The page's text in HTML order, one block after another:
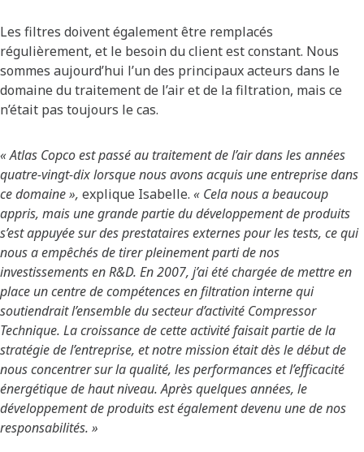
Les filtres doivent également être remplacés
régulièrement, et le besoin du client est constant. Nous
sommes aujourd’hui l’un des principaux acteurs dans le
domaine du traitement de l’air et de la filtration, mais ce
n’était pas toujours le cas.
« Atlas Copco est passé au traitement de l’air dans les années
quatre-vingt-dix lorsque nous avons acquis une entreprise dans
ce domaine », explique Isabelle. « Cela nous a beaucoup
appris, mais une grande partie du développement de produits
s’est appuyée sur des prestataires externes pour les tests, ce qui
nous a empêchés de tirer pleinement parti de nos
investissements en R&D. En 2007, j’ai été chargée de mettre en
place un centre de compétences en filtration interne qui
soutiendrait l’ensemble du secteur d’activité Compressor
Technique. La croissance de cette activité faisait partie de la
stratégie de l’entreprise, et notre mission était dès le début de
nous concentrer sur la qualité, les performances et l’efficacité
énergétique de haut niveau. Après quelques années, le
développement de produits est également devenu une de nos
responsabilités. »